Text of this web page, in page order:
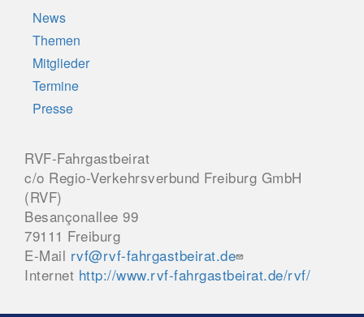
News
Themen
Mitglieder
Termine
Presse
RVF-Fahrgastbeirat
c/o Regio-Verkehrsverbund Freiburg GmbH
(RVF)
Besançonallee 99
79111 Freiburg
E-Mail rvf@rvf-fahrgastbeirat.de
Internet http://www.rvf-fahrgastbeirat.de/rvf/